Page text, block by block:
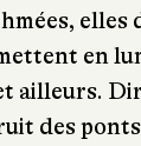
elles
en
ailleurs.
des